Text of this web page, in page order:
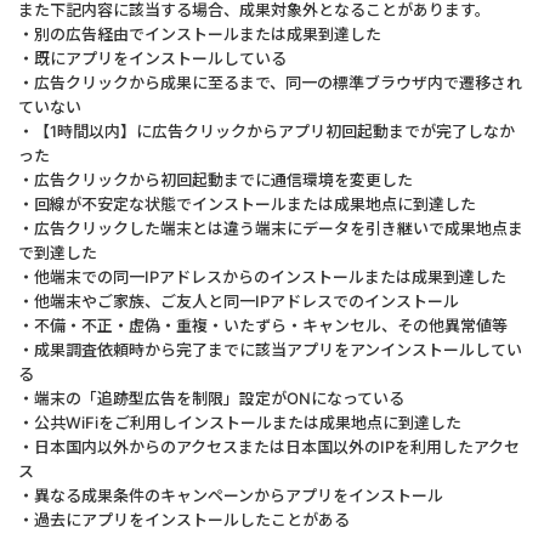
また下記内容に該当する場合、成果対象外となることがあります。
・別の広告経由でインストールまたは成果到達した
・既にアプリをインストールしている
・広告クリックから成果に至るまで、同一の標準ブラウザ内で遷移され
ていない
・【1時間以内】に広告クリックからアプリ初回起動までが完了しなか
った
・広告クリックから初回起動までに通信環境を変更した
・回線が不安定な状態でインストールまたは成果地点に到達した
・広告クリックした端末とは違う端末にデータを引き継いで成果地点ま
で到達した
・他端末での同一IPアドレスからのインストールまたは成果到達した
・他端末やご家族、ご友人と同一IPアドレスでのインストール
・不備・不正・虚偽・重複・いたずら・キャンセル、その他異常値等
・成果調査依頼時から完了までに該当アプリをアンインストールしてい
る
・端末の「追跡型広告を制限」設定がONになっている
・公共WiFiをご利用しインストールまたは成果地点に到達した
・日本国内以外からのアクセスまたは日本国以外のIPを利用したアクセ
ス
・異なる成果条件のキャンペーンからアプリをインストール
・過去にアプリをインストールしたことがある